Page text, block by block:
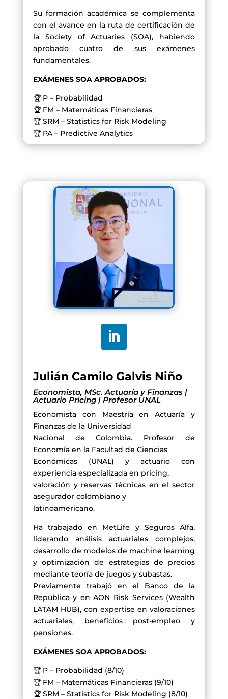
Su formación académica se complementa
con el avance en la ruta de certificación de
la Society of Actuaries (SOA), habiendo
aprobado cuatro de sus exámenes
fundamentales.
EXÁMENES SOA APROBADOS:
🏆 P – Probabilidad
🏆 FM – Matemáticas Financieras
🏆 SRM – Statistics for Risk Modeling
🏆 PA – Predictive Analytics
Julián Camilo Galvis Niño
Economista, MSc. Actuaría y Finanzas |
Actuario Pricing | Profesor UNAL
Economista con Maestría en Actuaría y
Finanzas de la Universidad
Nacional de Colombia. Profesor de
Economía en la Facultad de Ciencias
Económicas (UNAL) y actuario con
experiencia especializada en pricing,
valoración y reservas técnicas en el sector
asegurador colombiano y
latinoamericano.
Ha trabajado en MetLife y Seguros Alfa,
liderando análisis actuariales complejos,
desarrollo de modelos de machine learning
y optimización de estrategias de precios
mediante teoría de juegos y subastas.
Previamente trabajó en el Banco de la
República y en AON Risk Services (Wealth
LATAM HUB), con expertise en valoraciones
actuariales, beneficios post-empleo y
pensiones.
EXÁMENES SOA APROBADOS:
🏆 P – Probabilidad (8/10)
🏆 FM – Matemáticas Financieras (9/10)
🏆 SRM – Statistics for Risk Modeling (8/10)